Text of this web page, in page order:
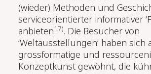
(wieder) Methoden und
serviceorientierter informativer
anbieten17). Die Besucher von
‘Weltausstellungen’ haben sich
grossformatige und
Konzeptkunst gewöhnt, die